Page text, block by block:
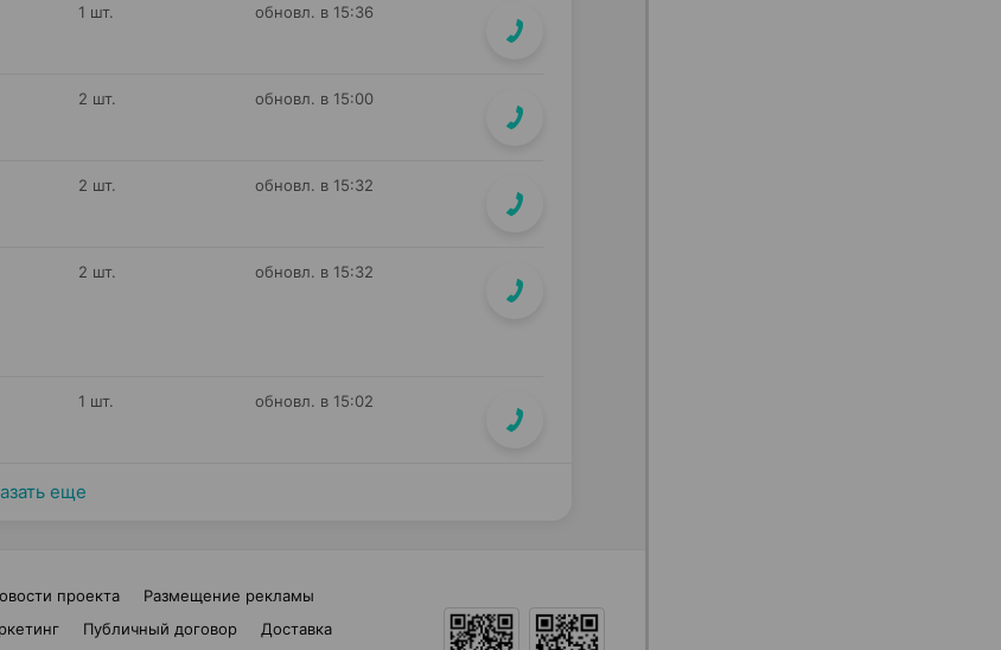
1 шт. обновл. в 15:36
2 шт. обновл. в 15:00
2 шт. обновл. в 15:32
2 шт. обновл. в 15:32
1 шт. обновл. в 15:02
еще
проекта
Размещение рекламы
Публичный договор Доставка